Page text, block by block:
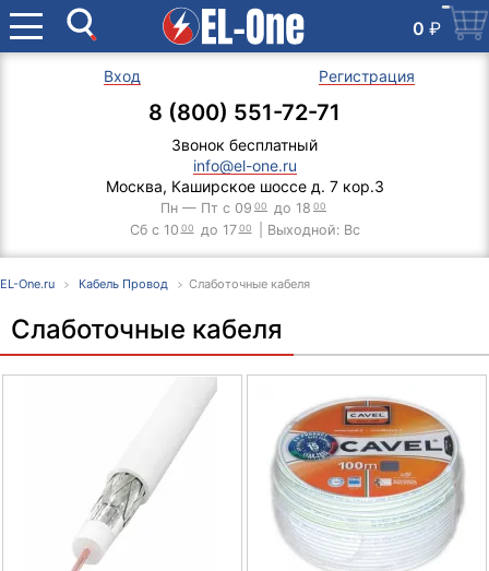
0 ₽
Вход Регистрация
8 (800) 551-72-71
Звонок бесплатный
info@el-one.ru
Москва, Каширское шоссе д. 7 кор.3
Пн — Пт с 09 00 до 18 00
Сб с 10 00 до 17 00 | Выходной: Вс
EL-One.ru Кабель Провод Слаботочные кабеля
Слаботочные кабеля